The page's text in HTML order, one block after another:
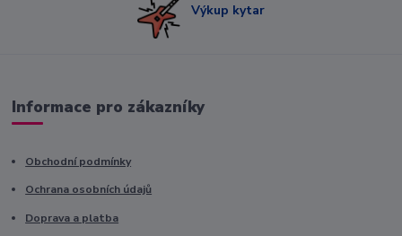
Výkup kytar
Informace pro zákazníky
Obchodní podmínky
Ochrana osobních údajů
Doprava a platba